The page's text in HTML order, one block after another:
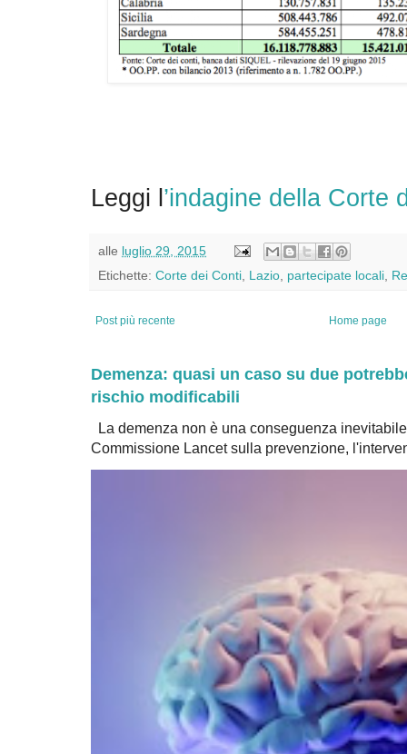
Leggi l ’indagine della Corte
alle luglio 29, 2015
Etichette: Corte dei Conti Lazio partecipate locali
Post più recente Home page
Demenza: quasi un caso su due
rischio modificabili
La demenza non è una conseguenza
Commissione Lancet sulla prevenzione,